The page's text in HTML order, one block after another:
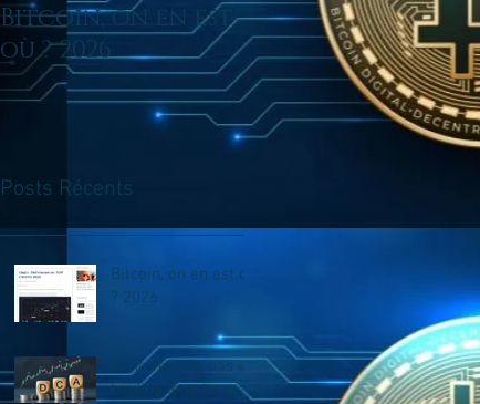
Bitcoin, on en est
où ? 2026
tu ne reussis pas
en trading long
terme? Fais tu du
DCA?
Posts Récents
Bitcoin, on en est où
? 2026
tu ne reussis pas en
trading long terme?